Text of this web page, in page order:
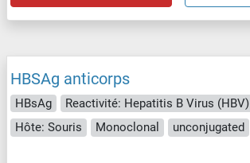
HBSAg anticorps
HBsAg Reactivité: Hepatitis B Virus (HBV)
Hôte: Souris
Monoclonal unconjugated